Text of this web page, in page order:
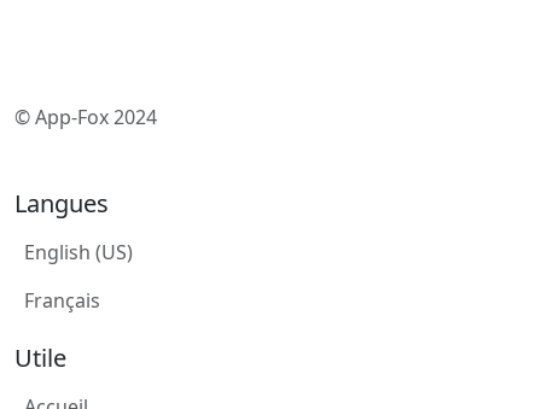
© App-Fox 2024
Langues
English (US)
Français
Utile